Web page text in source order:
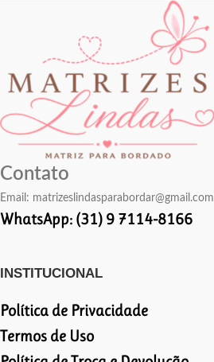
Contato
Email: matrizeslindasparabordar@gmail.com
WhatsApp: (31) 9 7114-8166
INSTITUCIONAL
Política de Privacidade
Termos de Uso